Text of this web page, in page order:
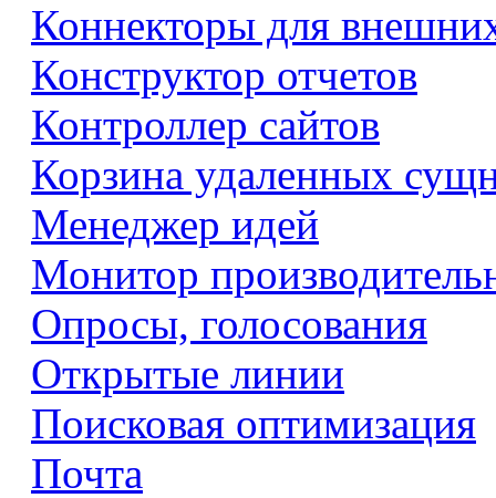
Коннекторы для
Конструктор отчетов
Контроллер сайтов
Корзина удаленных
Менеджер идей
Монитор
Опросы, голосования
Открытые линии
Поисковая оптимизация
Почта